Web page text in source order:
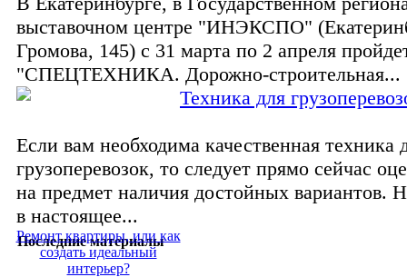
выставочном центре "ИНЭКСПО"
Громова, 145) с 31 марта по 2 апреля
"СПЕЦТЕХНИКА. Дорожно-строительная...
Техника для
Если вам необходима качественная техника
грузоперевозок, то следует прямо сейчас
на предмет наличия достойных вариантов.
в настоящее...
Последние материалы
Ремонт квартиры, или как
создать идеальный
интерьер?